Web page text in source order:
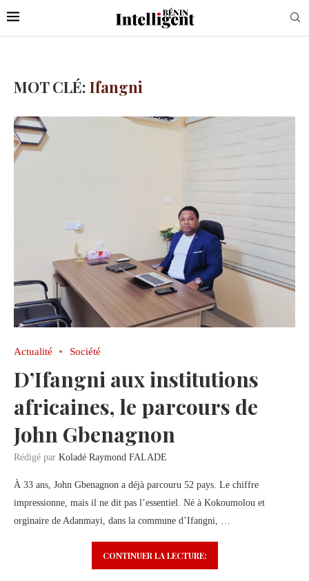
MOT CLÉ: Ifangni
Actualité Société
D’Ifangni aux institutions
africaines, le parcours de
John Gbenagnon
Rédigé par Koladé Raymond FALADE
À 33 ans, John Gbenagnon a déjà parcouru 52 pays. Le chiffre
impressionne, mais il ne dit pas l’essentiel. Né à Kokoumolou et
orginaire de Adanmayi, dans la commune d’Ifangni, …
CONTINUER LA LECTURE: